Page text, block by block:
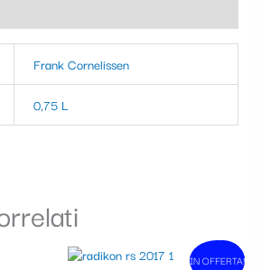
Frank Cornelissen
0,75 L
In vendita!
IN OFFERTA!
Il
Il